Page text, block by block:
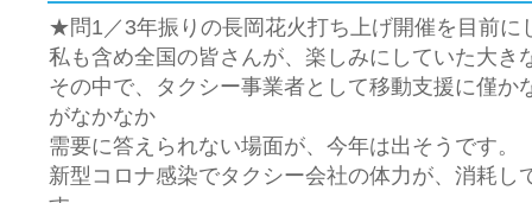
★問1／3年振りの長岡花火打ち上げ開催を目前に
私も含め全国の皆さんが、楽しみにしていた大き
その中で、タクシー事業者として移動支援に僅か
がなかなか
需要に答えられない場面が、今年は出そうです。
新型コロナ感染でタクシー会社の体力が、消耗し